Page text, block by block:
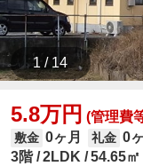
1 / 14
5.8万円 (管理費
敷金 0ヶ月 礼金 0
3階 2LDK 54.65㎡